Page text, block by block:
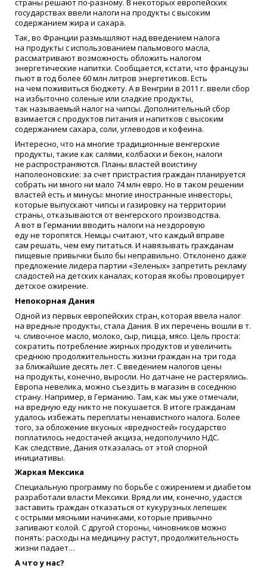
страны решают по-разному. В некоторых европейских
государствах ввели налоги на продукты с высоким
содержанием жира и сахара.
Так, во Франции размышляют над введением налога
на продукты с использованием пальмового масла,
рассматривают возможность обложить налогом
энергетические напитки. Сообщается, кстати, что французы
пьют в год более 60 млн литров энергетиков. Есть
на чем поживиться бюджету. А в Венгрии в 2011 г. ввели сбор
на избыточно соленые или сладкие продукты,
так называемый налог на чипсы. Дополнительный сбор
взимается с продуктов питания и напитков с высоким
содержанием сахара, соли, углеводов и кофеина.
Интересно, что на многие традиционные венгерские
продукты, такие как салями, колбаски и бекон, налоги
не распространяются. Планы властей воистину
наполеоновские: за счет пристрастия граждан планируется
собрать ни много ни мало 74 млн евро. Но в таком решении
властей есть и минусы: многие иностранные инвесторы,
которые выпускают чипсы и газировку на территории
страны, отказываются от венгерского производства.
А вот в Германии вводить налоги на нездоровую
еду не торопятся. Немцы считают, что каждый вправе
сам решать, чем ему питаться. И навязывать гражданам
пищевые привычки было бы неправильно. Отклонено даже
предложение лидера партии «Зеленых» запретить рекламу
сладостей на детских каналах, которая якобы провоцирует
детское ожирение.
Непокорная Дания
Одной из первых европейских стран, которая ввела налог
на вредные продукты, стала Дания. В их перечень вошли в т.
ч. сливочное масло, молоко, сыр, пицца, мясо. Цель проста:
сократить потребление жирных продуктов и увеличить
среднюю продолжительность жизни граждан на три года
за ближайшие десять лет. С введением налогов цены
на продукты, конечно, выросли. Но датчане не растерялись.
Европа невелика, можно съездить в магазин в соседнюю
страну. Например, в Германию. Там, как мы уже отмечали,
на вредную еду никто не покушается. В итоге гражданам
удалось избежать переплаты ненавистного налога. Более
того, за обложение вкусных «вредностей» государство
поплатилось недостачей акциза, недополучило НДС.
Как следствие, Дания отказалась от этой спорной
инициативы.
Жаркая Мексика
Специальную программу по борьбе с ожирением и диабетом
разработали власти Мексики. Вряд ли им, конечно, удастся
заставить граждан отказаться от кукурузных лепешек
с острыми мясными начинками, которые привычно
запивают колой. С другой стороны, чиновников можно
понять: расходы на медицину растут, продолжительность
жизни падает…
А что у нас?